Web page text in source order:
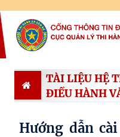
TÀI LIỆU HỆ
ĐIỀU HÀNH
Hướng dẫn